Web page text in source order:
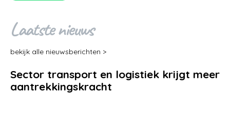
Laatste nieuws
bekijk alle nieuwsberichten >
Sector transport en logistiek krijgt meer
aantrekkingskracht